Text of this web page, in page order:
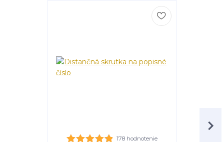
178 hodnotenie